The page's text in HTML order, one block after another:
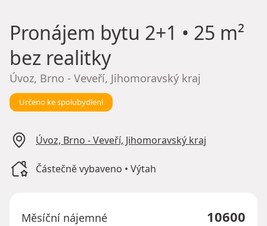
Pronájem bytu 2+1 • 25 m²
bez realitky
Úvoz, Brno - Veveří, Jihomoravský kraj
Určeno ke spolubydlení
Úvoz, Brno - Veveří, Jihomoravský kraj
Částečně vybaveno • Výtah
Měsíční nájemné 10600